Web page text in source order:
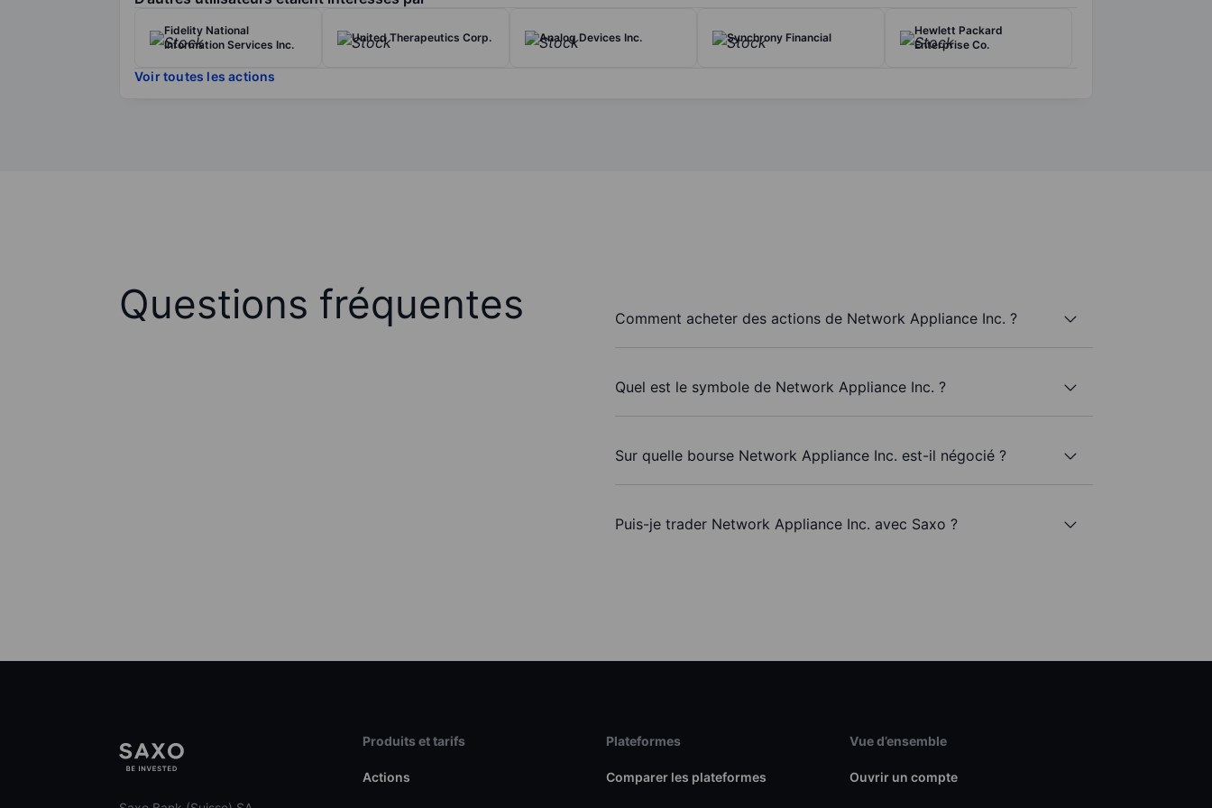
Fidelity National
Information Services Inc.
United Therapeutics Corp. Analog Devices Inc. Synchrony Financial
Hewlett Packard
Enterprise Co.
Voir toutes les actions
Questions fréquentes Comment acheter des actions de Network Appliance Inc. ?
Quel est le symbole de Network Appliance Inc. ?
Sur quelle bourse Network Appliance Inc. est-il négocié ?
Puis-je trader Network Appliance Inc. avec Saxo ?
Produits et tarifs
Actions
Plateformes
Comparer les plateformes
Vue d’ensemble
Ouvrir un compte